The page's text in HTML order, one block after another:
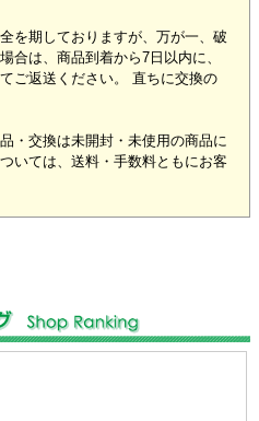
を期しておりますが、万が一、破
合は、商品到着から7日以内に、
ご返送ください。 直ちに交換の
・交換は未開封・未使用の商品に
いては、送料・手数料ともにお客